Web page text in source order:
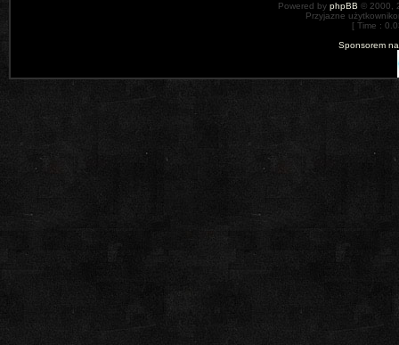
Powered by phpBB © 2000,
Przyjazne
[ Time :
Sponsorem